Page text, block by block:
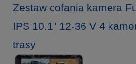
Zestaw cofania kamera
IPS 10.1" 12-36 V 4
trasy